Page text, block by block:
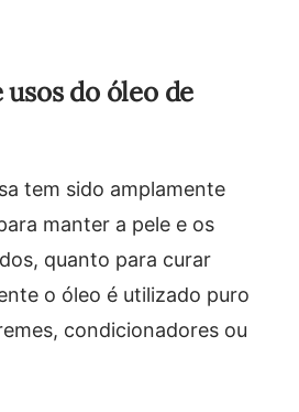
do óleo de
tem sido amplamente
manter a pele e os
quanto para curar
o óleo é utilizado puro
condicionadores ou